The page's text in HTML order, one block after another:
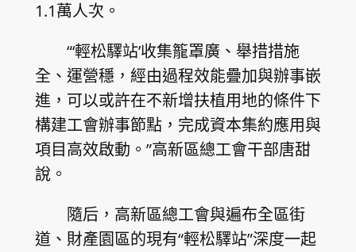
1.1萬人次。
“‘輕松驛站’收集籠罩廣、舉措措施
全、運營穩，經由過程效能疊加與辦事嵌
進，可以或許在不新增扶植用地的條件下
構建工會辦事節點，完成資本集約應用與
項目高效啟動。”高新區總工會干部唐甜
說。
隨后，高新區總工會與遍布全區街
道、財產園區的現有“輕松驛站”深度一起